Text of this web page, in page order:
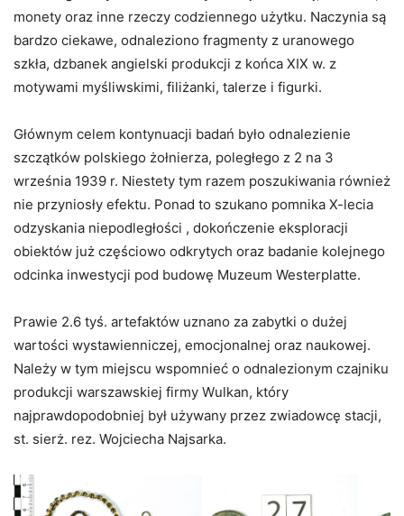
monety oraz inne rzeczy codziennego użytku. Naczynia są
bardzo ciekawe, odnaleziono fragmenty z uranowego
szkła, dzbanek angielski produkcji z końca XIX w. z
motywami myśliwskimi, filiżanki, talerze i figurki.
Głównym celem kontynuacji badań było odnalezienie
szczątków polskiego żołnierza, poległego z 2 na 3
września 1939 r. Niestety tym razem poszukiwania również
nie przyniosły efektu. Ponad to szukano pomnika X-lecia
odzyskania niepodległości , dokończenie eksploracji
obiektów już częściowo odkrytych oraz badanie kolejnego
odcinka inwestycji pod budowę Muzeum Westerplatte.
Prawie 2.6 tyś. artefaktów uznano za zabytki o dużej
wartości wystawienniczej, emocjonalnej oraz naukowej.
Należy w tym miejscu wspomnieć o odnalezionym czajniku
produkcji warszawskiej firmy Wulkan, który
najprawdopodobniej był używany przez zwiadowcę stacji,
st. sierż. rez. Wojciecha Najsarka.